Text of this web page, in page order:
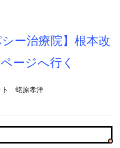
ー治療院】根本改
ージへ行く
ト 蛯原孝洋